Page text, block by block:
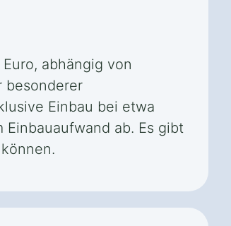
abhängig von
besonderer
Einbau bei etwa
ab. Es gibt